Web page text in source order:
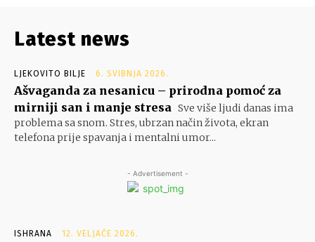
Latest news
LJEKOVITO BILJE 6. SVIBNJA 2026.
Ašvaganda za nesanicu – prirodna pomoć za
mirniji san i manje stresa Sve više ljudi danas ima
problema sa snom. Stres, ubrzan način života, ekran
telefona prije spavanja i mentalni umor...
- Advertisement -
ISHRANA 12. VELJAČE 2026.